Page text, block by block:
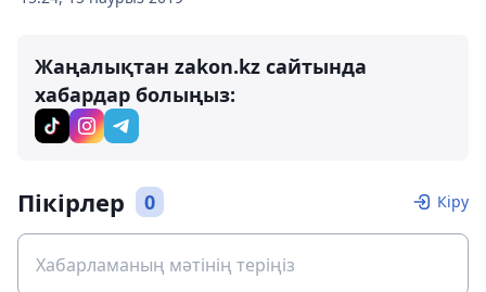
Жаңалықтан zakon.kz сайтында
хабардар болыңыз:
Пікірлер 0 Кіру